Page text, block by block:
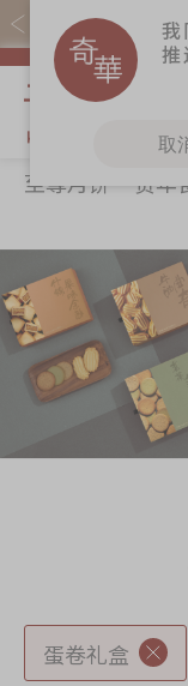
易赏钱会员凭
关于奇华
最新推广
分店网络
商务销售
嫁喜须知
奇华网志
至尊月饼 贺年
蛋卷礼盒
推
取